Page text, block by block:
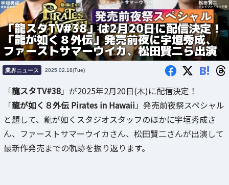
「龍スタTV#38」は2月20日に配信決定！
「龍が如く８外伝」発売前夜に宇垣秀成、
ファーストサマーウイカ、松田賢二ら出演
業界ニュース 2025.02.18(Tue) B!
「龍スタTV#38」が2025年2月20日(木)に配信決定！
「龍が如く８外伝 Pirates in Hawaii 」発売前夜祭スペシャル
と題して、龍が如くスタジオスタッフのほかに宇垣秀成さ
ん、ファーストサマーウイカさん、松田賢二さんが出演して
最新作発売までの軌跡を振り返ります。